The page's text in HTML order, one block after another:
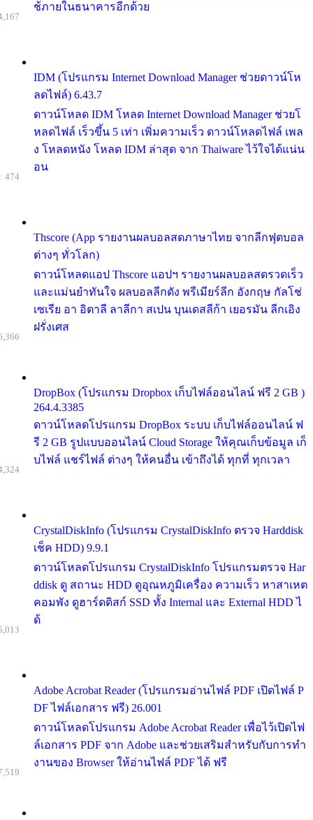
ช้ภายในธนาคารอีกด้วย
IDM (โปรแกรม Internet Download Manager ช่วยดาวน์โห
ลดไฟล์) 6.43.7
ดาวน์โหลด IDM โหลด Internet Download Manager ช่วยโ
หลดไฟล์ เร็วขึ้น 5 เท่า เพิ่มความเร็ว ดาวน์โหลดไฟล์ เพล
ง โหลดหนัง โหลด IDM ล่าสุด จาก Thaiware ไว้ใจได้แน่น
อน
Thscore (App รายงานผลบอลสดภาษาไทย จากลีกฟุตบอล
ต่างๆ ทั่วโลก)
ดาวน์โหลดแอป Thscore แอปฯ รายงานผลบอลสดรวดเร็ว
และแม่นยำทันใจ ผลบอลลีกดัง พรีเมียร์ลีก อังกฤษ กัลโช่
เซเรีย อา อิตาลี ลาลีกา สเปน บุนเดสลีก้า เยอรมัน ลีกเอิง
ฝรั่งเศส
474
DropBox (โปรแกรม Dropbox เก็บไฟล์ออนไลน์ ฟรี 2 GB )
264.4.3385
ดาวน์โหลดโปรแกรม DropBox ระบบ เก็บไฟล์ออนไลน์ ฟ
รี 2 GB รูปแบบออนไลน์ Cloud Storage ให้คุณเก็บข้อมูล เก็
บไฟล์ แชร์ไฟล์ ต่างๆ ให้คนอื่น เข้าถึงได้ ทุกที่ ทุกเวลา
CrystalDiskInfo (โปรแกรม CrystalDiskInfo ตรวจ Harddisk
เช็ค HDD) 9.9.1
ดาวน์โหลดโปรแกรม CrystalDiskInfo โปรแกรมตรวจ Har
ddisk ดู สถานะ HDD ดูอุณหภูมิเครื่อง ความเร็ว หาสาเหต
คอมพัง ดูฮาร์ดดิสก์ SSD ทั้ง Internal และ External HDD ไ
ด้
Adobe Acrobat Reader (โปรแกรมอ่านไฟล์ PDF เปิดไฟล์ P
DF ไฟล์เอกสาร ฟรี) 26.001
ดาวน์โหลดโปรแกรม Adobe Acrobat Reader เพื่อไว้เปิดไฟ
ล์เอกสาร PDF จาก Adobe และช่วยเสริมสำหรับกับการทำ
งานของ Browser ให้อ่านไฟล์ PDF ได้ ฟรี